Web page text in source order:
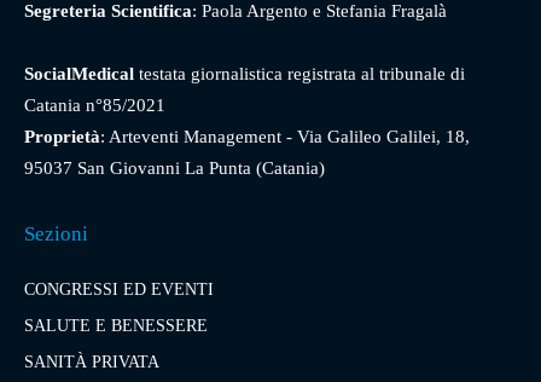
Segreteria Scientifica: Paola Argento e Stefania Fragalà
SocialMedical testata giornalistica registrata al tribunale di
Catania n°85/2021
Proprietà: Arteventi Management - Via Galileo Galilei, 18,
95037 San Giovanni La Punta (Catania)
Sezioni
CONGRESSI ED EVENTI
SALUTE E BENESSERE
SANITÀ PRIVATA